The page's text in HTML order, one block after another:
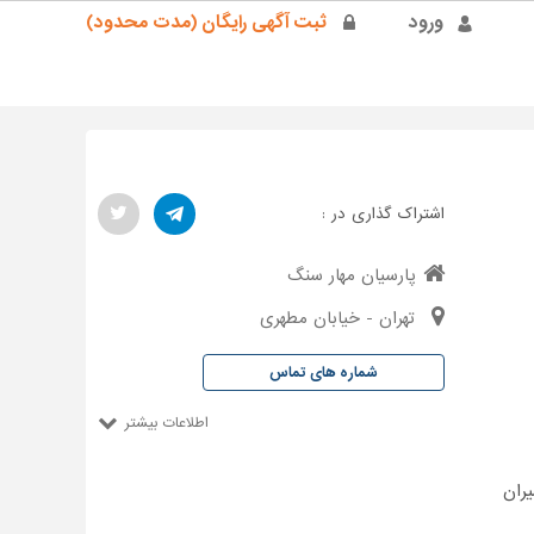
ورود ثبت آگهی رایگان (مدت محدود)
اشتراک گذاری در :
پارسیان مهار سنگ
تهران - خیابان مطهری
شماره های تماس
اطلاعات بیشتر